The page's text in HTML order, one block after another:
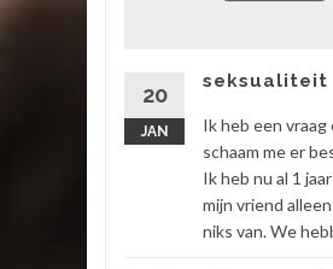
zitten
20
JAN
seksualiteit
Ik heb een vraag
schaam me er
Ik heb nu al 1
mijn vriend
niks van. We